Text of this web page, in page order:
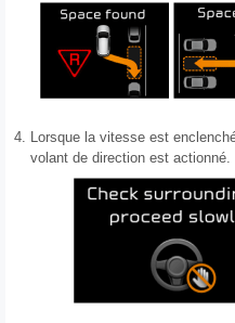
4. Lorsque la vitesse est
volant de direction est actionné.